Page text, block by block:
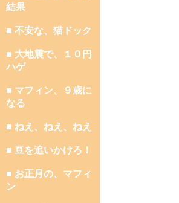
結果
■ 不安な、猫ドック
■ 大地震で、１０円
ハゲ
■ マフィン、９歳に
なる
■ ねえ、ねえ、ねえ
■ 豆を追いかけろ！
■ お正月の、マフィ
ン